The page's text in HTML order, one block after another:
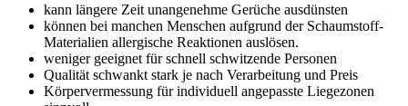
kann längere Zeit unangenehme Gerüche ausdünsten
können bei manchen Menschen aufgrund der Schaumstoff-
Materialien allergische Reaktionen auslösen.
weniger geeignet für schnell schwitzende Personen
Qualität schwankt stark je nach Verarbeitung und Preis
Körpervermessung für individuell angepasste Liegezonen